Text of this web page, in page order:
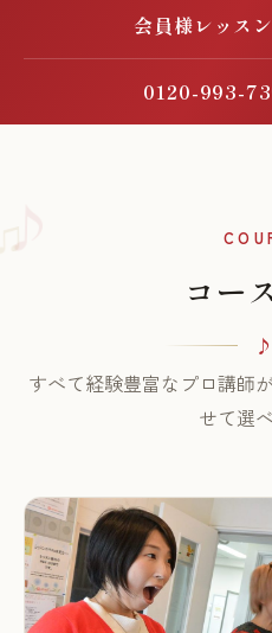
会員様レッス
0120-993-
コー
すべて経験豊富なプロ講師
せて選